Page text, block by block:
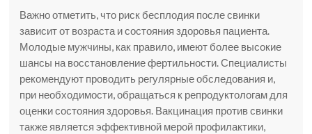
Важно отметить, что риск бесплодия после свинки
зависит от возраста и состояния здоровья пациента.
Молодые мужчины, как правило, имеют более высокие
шансы на восстановление фертильности. Специалисты
рекомендуют проводить регулярные обследования и,
при необходимости, обращаться к репродуктологам для
оценки состояния здоровья. Вакцинация против свинки
также является эффективной мерой профилактики,